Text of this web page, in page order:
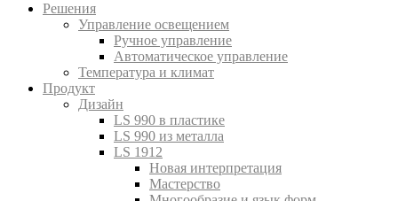
Решения
Управление освещением
Ручное управление
Автоматическое управление
Температура и климат
Продукт
Дизайн
LS 990 в пластике
LS 990 из металла
LS 1912
Новая интерпретация
Мастерство